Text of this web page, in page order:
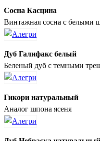
Сосна Касцина
Винтажная сосна с белыми
Дуб Галифакс белый
Беленый дуб с темными
Гикори натуральный
Аналог шпона ясеня